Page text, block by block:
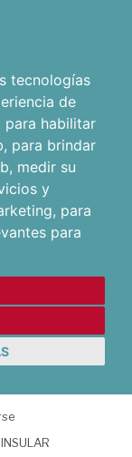
tecnologías
de
para habilitar
, para brindar
, medir su
y
, para
para